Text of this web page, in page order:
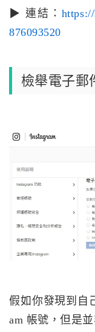
▶ 連結：
876093520
檢舉電子郵
假如你發現到自
am 帳號，但是